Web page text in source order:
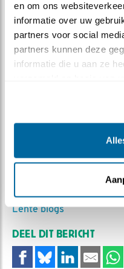
en om ons
informatie over uw
partners voor social
partners kunnen deze
informatie die u aan ze
MEER OVER
Alle
Lente blogs
DEEL DIT BERICHT